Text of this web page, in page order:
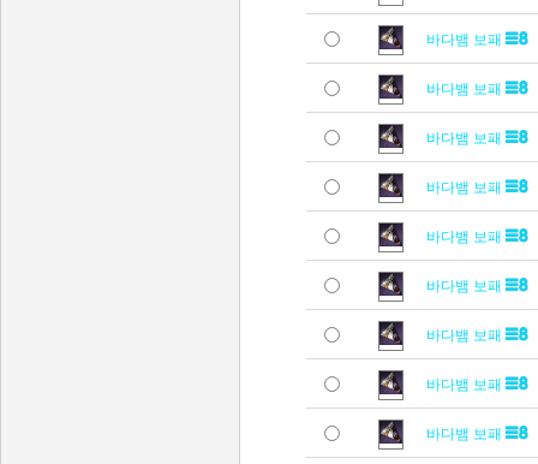
바다뱀 보패
바다뱀 보패
바다뱀 보패
바다뱀 보패
바다뱀 보패
바다뱀 보패
바다뱀 보패
바다뱀 보패
바다뱀 보패